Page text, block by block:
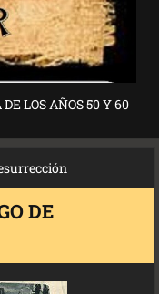
LOS AÑOS 50 Y 60
DE